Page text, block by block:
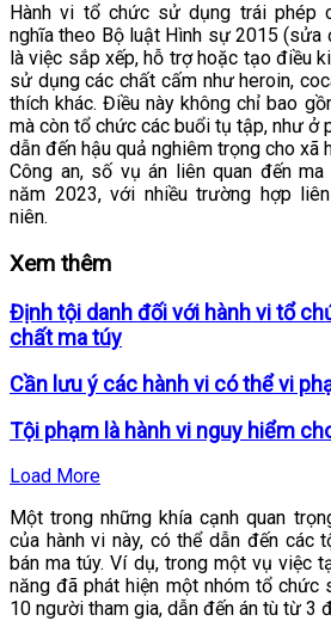
Hành vi tổ chức sử dụng trái phép
nghĩa theo Bộ luật Hình sự 2015 (sửa
là việc sắp xếp, hỗ trợ hoặc tạo điều
sử dụng các chất cấm như heroin,
thích khác. Điều này không chỉ bao
mà còn tổ chức các buổi tụ tập, như ở
dẫn đến hậu quả nghiêm trọng cho xã
Công an, số vụ án liên quan đến
năm 2023, với nhiều trường hợp
niên.
Xem thêm
Định tội danh đối với hành vi tổ
chất ma túy
Cần lưu ý các hành vi có thể vi
Tội phạm là hành vi nguy hiểm
Load More
Một trong những khía cạnh quan
của hành vi này, có thể dẫn đến các
bán ma túy. Ví dụ, trong một vụ việc
năng đã phát hiện một nhóm tổ chức
10 người tham gia, dẫn đến án tù từ 3